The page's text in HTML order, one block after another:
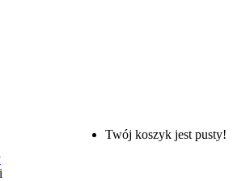
Twój koszyk jest pusty!